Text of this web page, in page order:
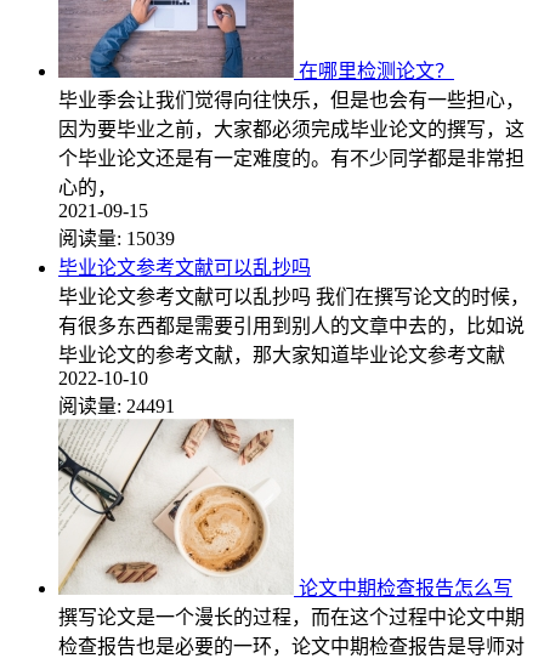
在哪里检测论文？
毕业季会让我们觉得向往快乐，但是也会有一些担心，
因为要毕业之前，大家都必须完成毕业论文的撰写，这
个毕业论文还是有一定难度的。有不少同学都是非常担
心的，
2021-09-15
阅读量: 15039
毕业论文参考文献可以乱抄吗
毕业论文参考文献可以乱抄吗 我们在撰写论文的时候，
有很多东西都是需要引用到别人的文章中去的，比如说
毕业论文的参考文献，那大家知道毕业论文参考文献
2022-10-10
阅读量: 24491
论文中期检查报告怎么写
撰写论文是一个漫长的过程，而在这个过程中论文中期
检查报告也是必要的一环，论文中期检查报告是导师对